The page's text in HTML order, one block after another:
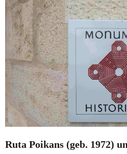
Ruta Poikans (geb. 1972)